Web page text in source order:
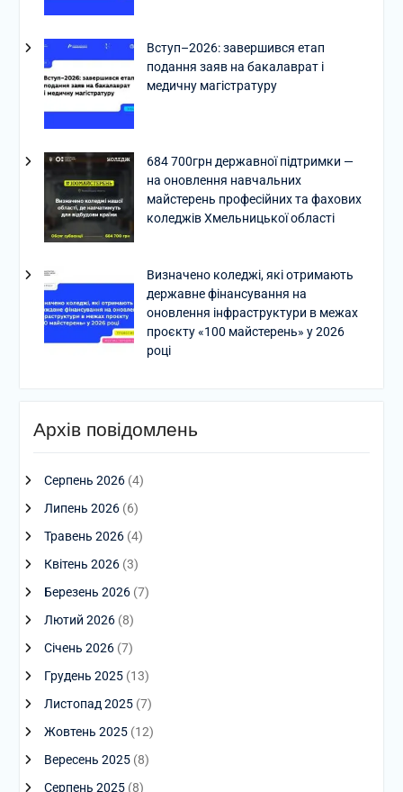
Вступ–2026: завершився етап
подання заяв на бакалаврат і
медичну магістратуру
684 700грн державної підтримки —
на оновлення навчальних
майстерень професійних та фахових
коледжів Хмельницької області
Визначено коледжі, які отримають
державне фінансування на
оновлення інфраструктури в межах
проєкту «100 майстерень» у 2026
році
Архів повідомлень
Серпень 2026(4)
Липень 2026(6)
Травень 2026(4)
Квітень 2026(3)
Березень 2026(7)
Лютий 2026(8)
Січень 2026(7)
Грудень 2025(13)
Листопад 2025(7)
Жовтень 2025(12)
Вересень 2025(8)
Серпень 2025(8)